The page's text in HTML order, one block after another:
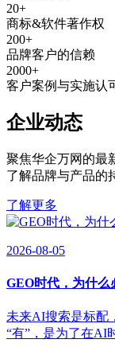
20+
商标&软件著作权
200+
品牌客户的信赖
2000+
客户案例与实施认
企业动态
聚焦华企万网的最
了解品牌与产品的
了解更多
2026-08-05
GEO时代，为什么
未来AI搜索是标配
“有”，是为了在AI